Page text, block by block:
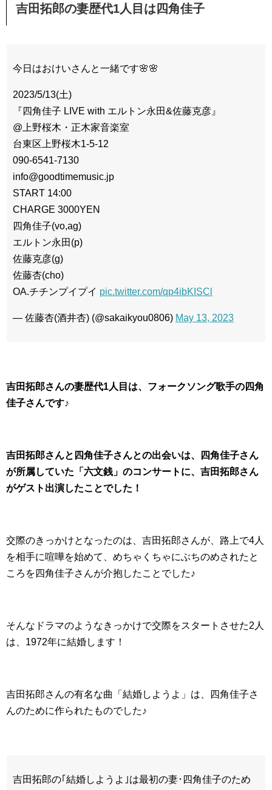
吉田拓郎の妻歴代1人目は四角佳子
今日はおけいさんと一緒です🌸🌸
2023/5/13(土)
『四角佳子 LIVE with エルトン永田&佐藤克彦』
@上野桜木・正木家音楽室
台東区上野桜木1-5-12
090-6541-7130
info@goodtimemusic.jp
START 14:00
CHARGE 3000YEN
四角佳子(vo,ag)
エルトン永田(p)
佐藤克彦(g)
佐藤杏(cho)
OA.チチンプイプイ pic.twitter.com/qp4ibKISCl
— 佐藤杏(酒井杏) (@sakaikyou0806) May 13, 2023
吉田拓郎さんの妻歴代1人目は、フォークソング歌手の四角
佳子さんです♪
吉田拓郎さんと四角佳子さんとの出会いは、四角佳子さん
が所属していた「六文銭」のコンサートに、吉田拓郎さん
がゲスト出演したことでした！
交際のきっかけとなったのは、吉田拓郎さんが、路上で4人
を相手に喧嘩を始めて、めちゃくちゃにぶちのめされたと
ころを四角佳子さんが介抱したことでした♪
そんなドラマのようなきっかけで交際をスタートさせた2人
は、1972年に結婚します！
吉田拓郎さんの有名な曲「結婚しようよ」は、四角佳子さ
んのために作られたものでした♪
吉田拓郎の｢結婚しようよ｣は最初の妻･四角佳子のため